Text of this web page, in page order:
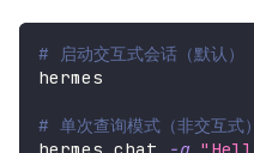
# 启动交互式会话（默认）
hermes
# 单次查询模式（非交互式）